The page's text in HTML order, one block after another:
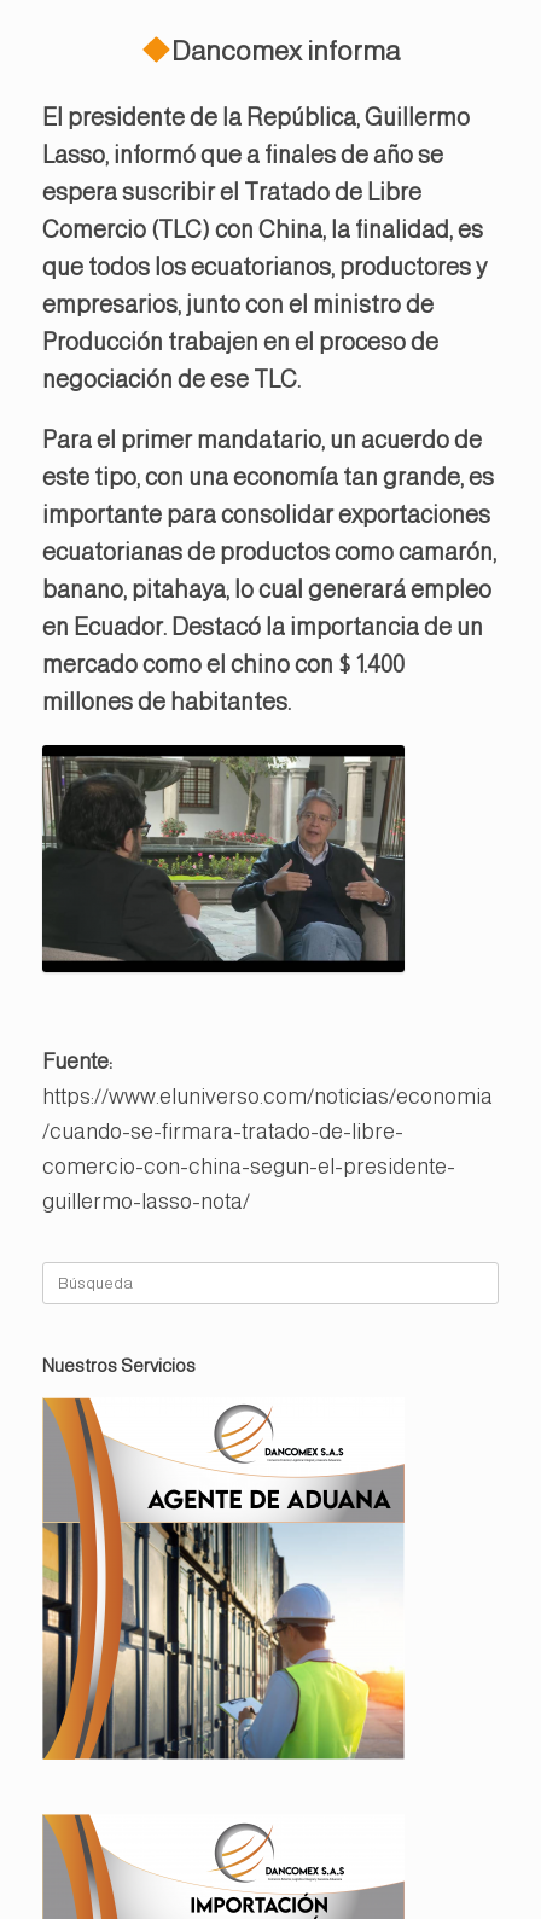
Dancomex informa
El presidente de la República, Guillermo
Lasso, informó que a finales de año se
espera suscribir el Tratado de Libre
Comercio (TLC) con China, la finalidad, es
que todos los ecuatorianos, productores y
empresarios, junto con el ministro de
Producción trabajen en el proceso de
negociación de ese TLC.
Para el primer mandatario, un acuerdo de
este tipo, con una economía tan grande, es
importante para consolidar exportaciones
ecuatorianas de productos como camarón,
banano, pitahaya, lo cual generará empleo
en Ecuador. Destacó la importancia de un
mercado como el chino con $ 1.400
millones de habitantes.
Fuente:
https://www.eluniverso.com/noticias/economia
/cuando-se-firmara-tratado-de-libre-
comercio-con-china-segun-el-presidente-
guillermo-lasso-nota/
Nuestros Servicios